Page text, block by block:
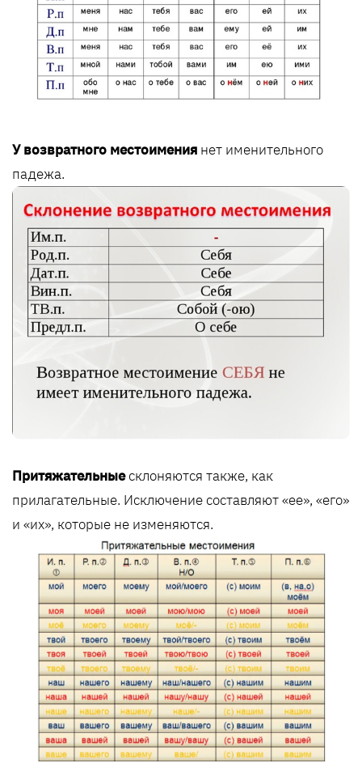
У возвратного местоимения нет именительного
падежа.
Притяжательныесклоняются также, как
прилагательные. Исключение составляют «ее», «его»
и «их», которые не изменяются.